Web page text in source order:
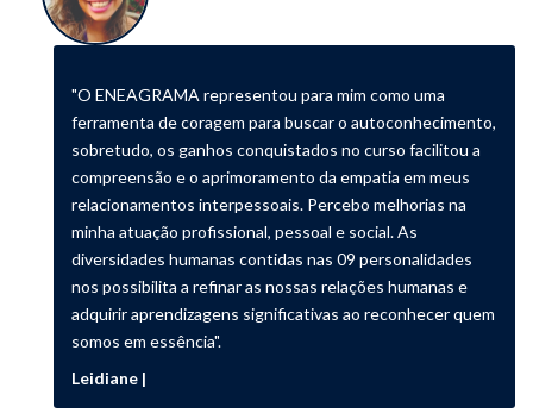
"O ENEAGRAMA representou para mim como uma
ferramenta de coragem para buscar o autoconhecimento,
sobretudo, os ganhos conquistados no curso facilitou a
compreensão e o aprimoramento da empatia em meus
relacionamentos interpessoais. Percebo melhorias na
minha atuação profissional, pessoal e social. As
diversidades humanas contidas nas 09 personalidades
nos possibilita a refinar as nossas relações humanas e
adquirir aprendizagens significativas ao reconhecer quem
somos em essência".
Leidiane |